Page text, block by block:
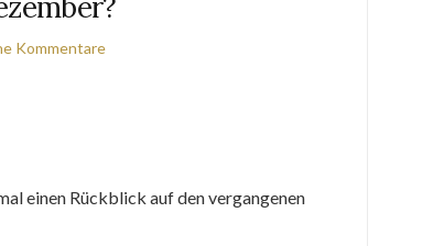
Kommentare
einen Rückblick auf den vergangenen